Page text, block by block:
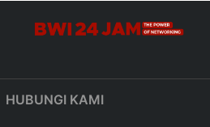
HUBUNGI KAMI